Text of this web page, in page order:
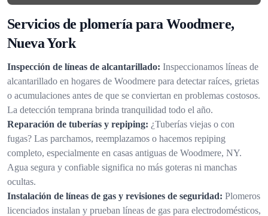
Servicios de plomería para Woodmere,
Nueva York
Inspección de líneas de alcantarillado: Inspeccionamos líneas de
alcantarillado en hogares de Woodmere para detectar raíces, grietas
o acumulaciones antes de que se conviertan en problemas costosos.
La detección temprana brinda tranquilidad todo el año.
Reparación de tuberías y repiping: ¿Tuberías viejas o con
fugas? Las parchamos, reemplazamos o hacemos repiping
completo, especialmente en casas antiguas de Woodmere, NY.
Agua segura y confiable significa no más goteras ni manchas
ocultas.
Instalación de líneas de gas y revisiones de seguridad: Plomeros
licenciados instalan y prueban líneas de gas para electrodomésticos,